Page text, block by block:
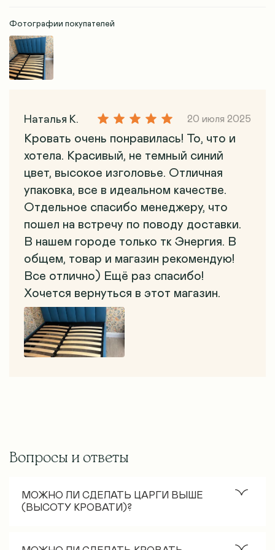
Фотографии покупателей
Наталья К. 20 июля 2025
Кровать очень понравилась! То, что и
хотела. Красивый, не темный синий
цвет, высокое изголовье. Отличная
упаковка, все в идеальном качестве.
Отдельное спасибо менеджеру, что
пошел на встречу по поводу доставки.
В нашем городе только тк Энергия. В
общем, товар и магазин рекомендую!
Все отлично) Ещё раз спасибо!
Хочется вернуться в этот магазин.
Вопросы и ответы
МОЖНО ЛИ СДЕЛАТЬ ЦАРГИ ВЫШЕ
(ВЫСОТУ КРОВАТИ)?